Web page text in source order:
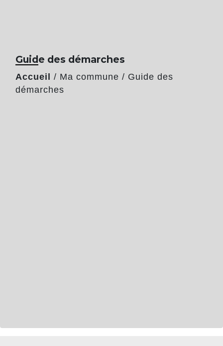
Guide des démarches
Accueil / Ma commune / Guide des
démarches